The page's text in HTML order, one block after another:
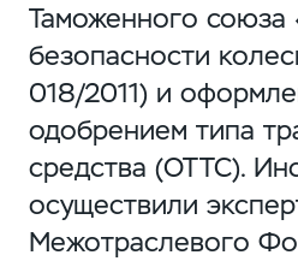
Таможенного союза
безопасности
018/2011) и
одобрением типа
средства (ОТТС).
осуществили
Межотраслевого